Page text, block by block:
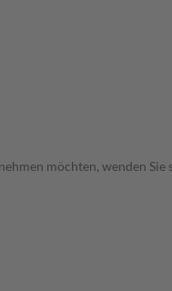
möchten, wenden Sie